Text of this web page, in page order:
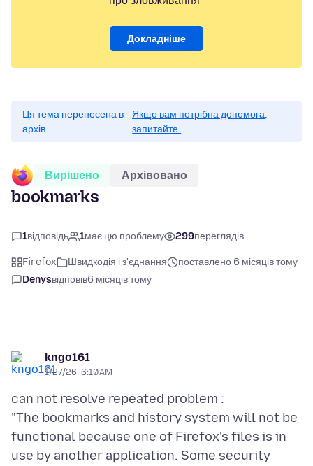
Докладніше
Ця тема перенесена в
архів.
Якщо вам потрібна допомога,
запитайте.
Вирішено Архівовано
bookmarks
1відповідь 1має цю проблему 299переглядів
Firefox Швидкодія і з'єднання
поставлено 6 місяців тому
Denysвідповів6 місяців тому
kngo161
1/27/26, 6:10 AM
can not resolve repeated problem :
"The bookmarks and history system will not be
functional because one of Firefox's files is in
use by another application. Some security